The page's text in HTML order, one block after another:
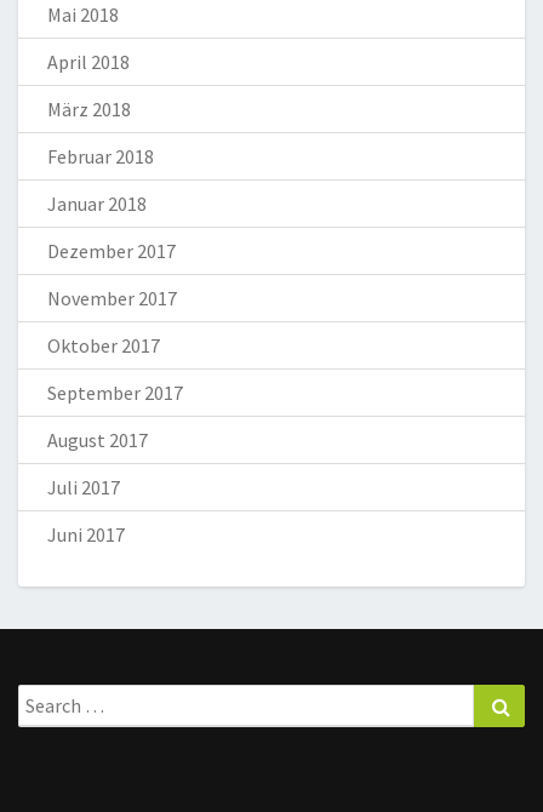
Mai 2018
April 2018
März 2018
Februar 2018
Januar 2018
Dezember 2017
November 2017
Oktober 2017
September 2017
August 2017
Juli 2017
Juni 2017
Search
for: